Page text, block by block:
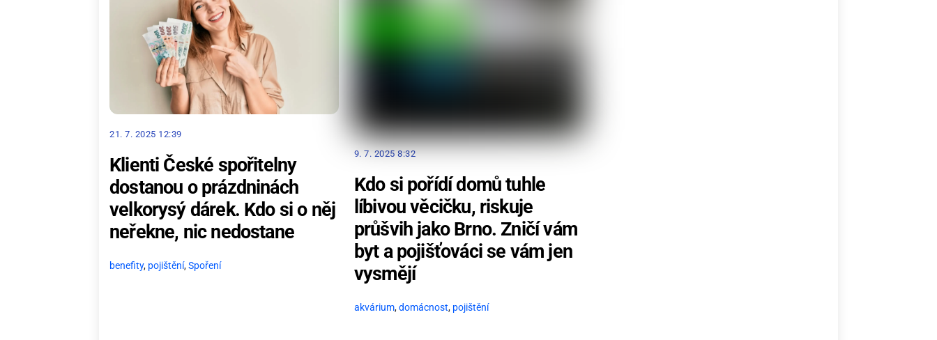
21. 7. 2025 12:39
Klienti České spořitelny
dostanou o prázdninách
velkorysý dárek. Kdo si o něj
neřekne, nic nedostane
benefity, pojištění,Spoření
9. 7. 2025 8:32
Kdo si pořídí domů tuhle
líbivou věcičku, riskuje
průšvih jako Brno. Zničí vám
byt a pojišťováci se vám jen
vysmějí
akvárium,domácnost, pojištění